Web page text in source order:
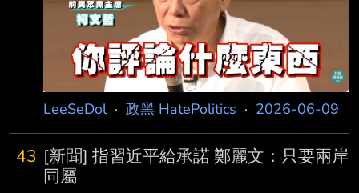
心臟，放棄連任必成功的竹北，卻要去選必 敗
的新竹縣長，就像找去選新竹市長一樣，莫名其
妙啊。 心得： 政黑男神王瑞德， 平常都在罵藍
白。 但這次對於民進黨的選戰策略看不下去
了！ 而且還一次開砲兩件事， 連莊競程
LeeSeDol· 政黑 HatePolitics · 2026-06-09
43 [新聞] 指習近平給承諾 鄭麗文：只要兩岸
同屬